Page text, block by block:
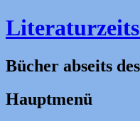
Bücher abseits
Hauptmenü